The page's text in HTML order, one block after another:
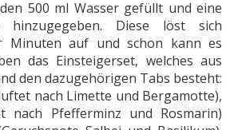
500 ml Wasser gefüllt und eine
hinzugegeben. Diese löst sich
Minuten auf und schon kann es
das Einsteigerset, welches aus
den dazugehörigen Tabs besteht:
nach Limette und Bergamotte),
nach Pfefferminz und Rosmarin)